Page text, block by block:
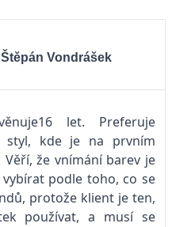
Štěpán Vondrášek
let. Preferuje
styl, kde je na prvním
že vnímání barev je
podle toho, co se
protože klient je ten,
používat, a musí se